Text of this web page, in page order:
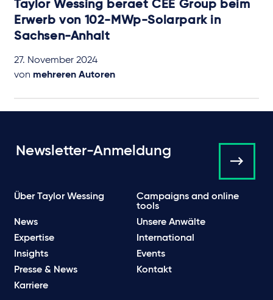
Taylor Wessing beraet CEE Group beim
Erwerb von 102-MWp-Solarpark in
Sachsen-Anhalt
27. November 2024
von mehreren Autoren
Newsletter-Anmeldung
Über Taylor Wessing
Campaigns and online
tools
News
Unsere Anwälte
Expertise
International
Insights
Events
Presse & News
Kontakt
Karriere